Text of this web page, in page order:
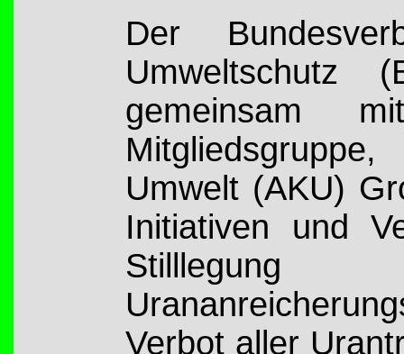
Der
gemeinsam
Umwelt (AKU)
Initiativen und
Verbot aller